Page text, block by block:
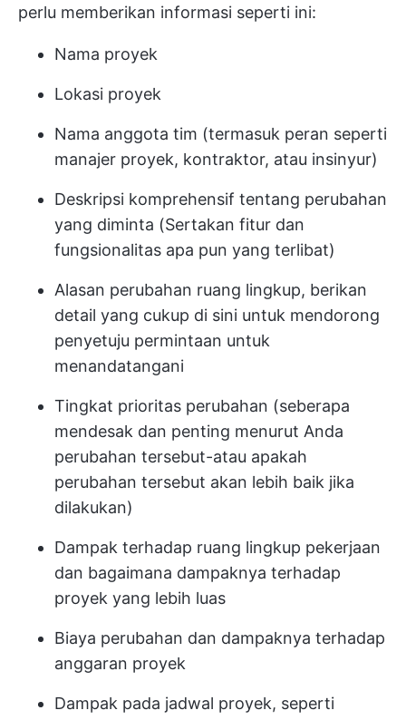
perlu memberikan informasi seperti ini:
Nama proyek
Lokasi proyek
Nama anggota tim (termasuk peran seperti
manajer proyek, kontraktor, atau insinyur)
Deskripsi komprehensif tentang perubahan
yang diminta (Sertakan fitur dan
fungsionalitas apa pun yang terlibat)
Alasan perubahan ruang lingkup, berikan
detail yang cukup di sini untuk mendorong
penyetuju permintaan untuk
menandatangani
Tingkat prioritas perubahan (seberapa
mendesak dan penting menurut Anda
perubahan tersebut-atau apakah
perubahan tersebut akan lebih baik jika
dilakukan)
Dampak terhadap ruang lingkup pekerjaan
dan bagaimana dampaknya terhadap
proyek yang lebih luas
Biaya perubahan dan dampaknya terhadap
anggaran proyek
Dampak pada jadwal proyek, seperti